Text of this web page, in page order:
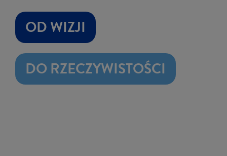
OD WIZJI
DO RZECZYWISTOŚCI